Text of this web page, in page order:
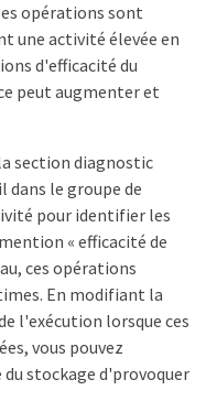
opérations sont
une activité élevée en
d'efficacité du
peut augmenter et
section diagnostic
dans le groupe de
pour identifier les
« efficacité de
ces opérations
En modifiant la
l'exécution lorsque ces
vous pouvez
stockage d'provoquer